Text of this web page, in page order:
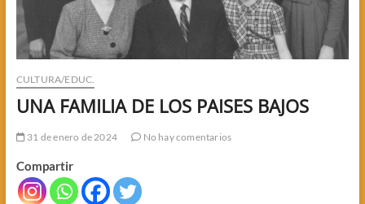
CULTURA/EDUC.
UNA FAMILIA DE LOS PAISES BAJOS
31 de enero de 2024 No hay comentarios
Compartir